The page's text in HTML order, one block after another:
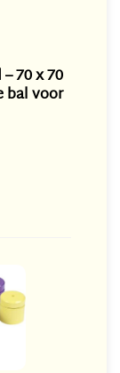
70 x 70
bal voor